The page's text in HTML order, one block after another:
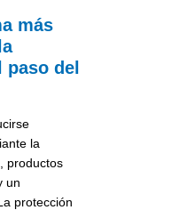
más
paso del
la
productos
un
protección